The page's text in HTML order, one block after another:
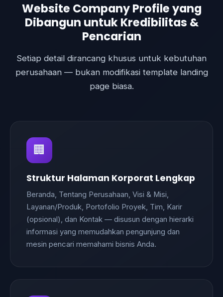
Website Company Profile yang
Dibangun untuk Kredibilitas &
Pencarian
Setiap detail dirancang khusus untuk kebutuhan
perusahaan — bukan modifikasi template landing
page biasa.
🏢
Struktur Halaman Korporat Lengkap
Beranda, Tentang Perusahaan, Visi & Misi,
Layanan/Produk, Portofolio Proyek, Tim, Karir
(opsional), dan Kontak — disusun dengan hierarki
informasi yang memudahkan pengunjung dan
mesin pencari memahami bisnis Anda.